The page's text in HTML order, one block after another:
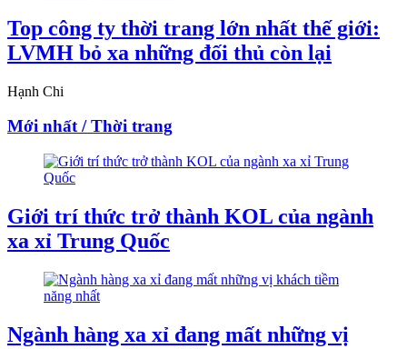
Top công ty thời trang lớn nhất thế giới:
LVMH bỏ xa những đối thủ còn lại
Hạnh Chi
Mới nhất / Thời trang
Giới trí thức trở thành KOL của ngành
xa xỉ Trung Quốc
Ngành hàng xa xỉ đang mất những vị